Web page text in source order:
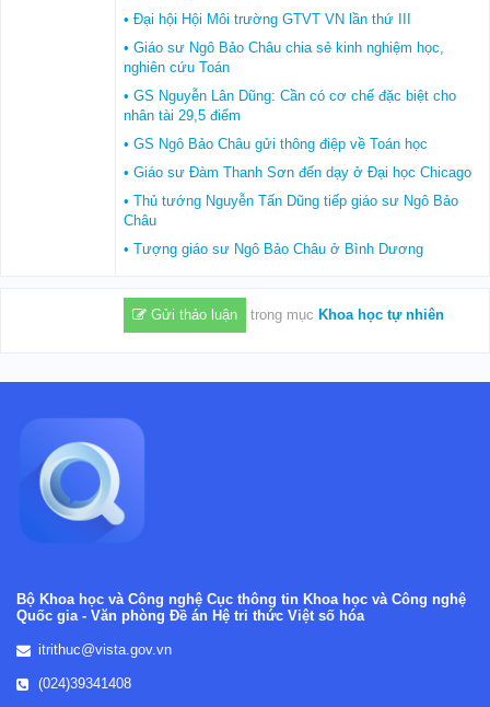
• Đại hội Hội Môi trường GTVT VN lần thứ III
• Giáo sư Ngô Bảo Châu chia sẻ kinh nghiệm học,
nghiên cứu Toán
• GS Nguyễn Lân Dũng: Cần có cơ chế đặc biệt cho
nhân tài 29,5 điểm
• GS Ngô Bảo Châu gửi thông điệp về Toán học
• Giáo sư Đàm Thanh Sơn đến dạy ở Đại học Chicago
• Thủ tướng Nguyễn Tấn Dũng tiếp giáo sư Ngô Bảo
Châu
• Tượng giáo sư Ngô Bảo Châu ở Bình Dương
Gửi thảo luận trong mục Khoa học tự nhiên
Bộ Khoa học và Công nghệ Cục thông tin Khoa học và Công nghệ
Quốc gia - Văn phòng Đề án Hệ tri thức Việt số hóa
itrithuc@vista.gov.vn
(024)39341408